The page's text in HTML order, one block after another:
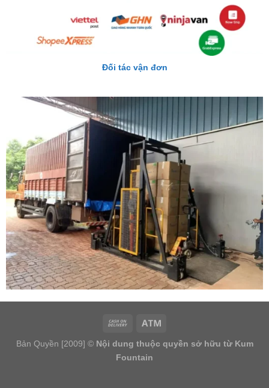
Đối tác vận đơn
Bản Quyền [2009] © Nội dung thuộc quyền sở hữu từ Kum
Fountain